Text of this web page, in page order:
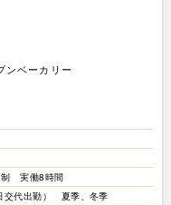
ンベーカリー
実働8時間
交代出勤） 夏季、冬季